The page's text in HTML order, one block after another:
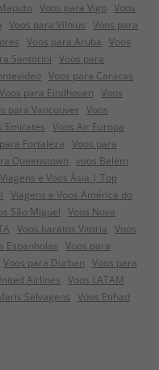
Voos para Vigo Voos
Voos para Vilnius Voos para
Voos para Aruba Voos
Santorini Voos para
Voos para Caracas
Voos para Eindhoven Voos
para Vancouver Voos
Emirates Voos Air Europa
Fortaleza Voos para
Queenstown voos Belem
Viagens e Voos Ásia | Top
Viagens e Voos América do
São Miguel Voos Nova
Voos baratos Vitoria Voos
Espanholas Voos para
Voos para Durban Voos para
Airlines Voos LATAM
Selvagens Voos Etihad